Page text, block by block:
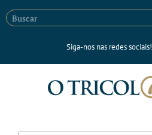
Siga-nos nas redes sociais!